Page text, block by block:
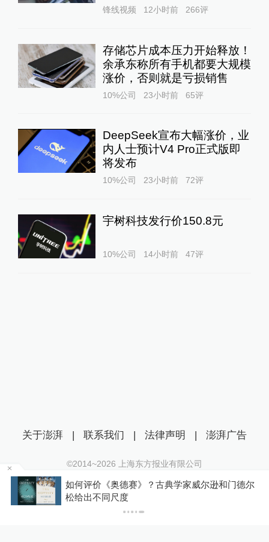
锋线视频 12小时前 266评
存储芯片成本压力开始释放！
余承东称所有手机都要大规模
涨价，否则就是亏损销售
10%公司 23小时前 65评
DeepSeek宣布大幅涨价，业
内人士预计V4 Pro正式版即
将发布
10%公司 23小时前 72评
宇树科技发行价150.8元
10%公司 14小时前 47评
如何评价《奥德赛》？古典学家威尔逊和门德尔
松给出不同尺度
关于澎湃 | 联系我们 | 法律声明 | 澎湃广告
©2014~2026 上海东方报业有限公司
沪ICP证：沪B2-20170116 | 沪ICP备14003370号
互联网新闻信息服务许可证：31120170006
沪公网安备 31010602000299号